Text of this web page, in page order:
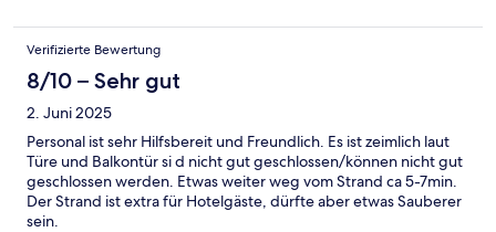
Verifizierte Bewertung
8/10 – Sehr gut
2. Juni 2025
Personal ist sehr Hilfsbereit und Freundlich. Es ist zeimlich laut
Türe und Balkontür si d nicht gut geschlossen/können nicht gut
geschlossen werden. Etwas weiter weg vom Strand ca 5-7min.
Der Strand ist extra für Hotelgäste, dürfte aber etwas Sauberer
sein.